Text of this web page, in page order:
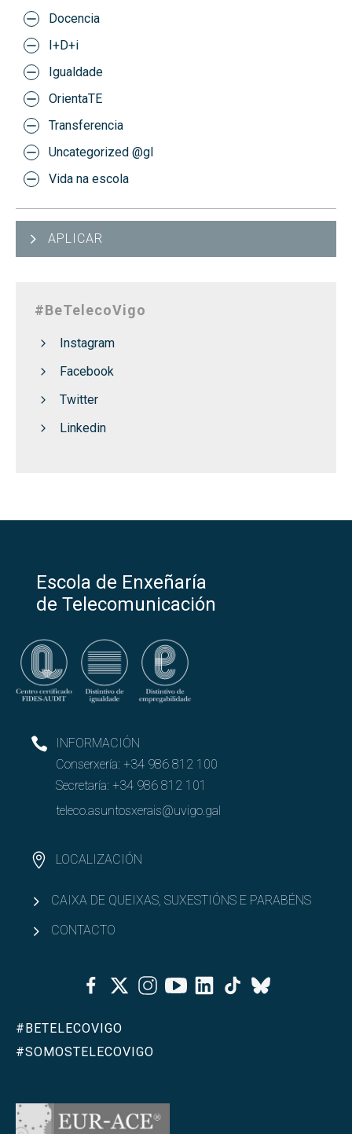
Docencia
I+D+i
Igualdade
OrientaTE
Transferencia
Uncategorized @gl
Vida na escola
APLICAR
#BeTelecoVigo
Instagram
Facebook
Twitter
Linkedin
Escola de Enxeñaría
de Telecomunicación
INFORMACIÓN
Conserxería: +34 986 812 100
Secretaría: +34 986 812 101
teleco.asuntosxerais@uvigo.gal
LOCALIZACIÓN
CAIXA DE QUEIXAS, SUXESTIÓNS E PARABÉNS
CONTACTO
FacebookTwitterInstagramYoutubeLinkedinTiktok
Bluesky
#BETELECOVIGO
#SOMOSTELECOVIGO